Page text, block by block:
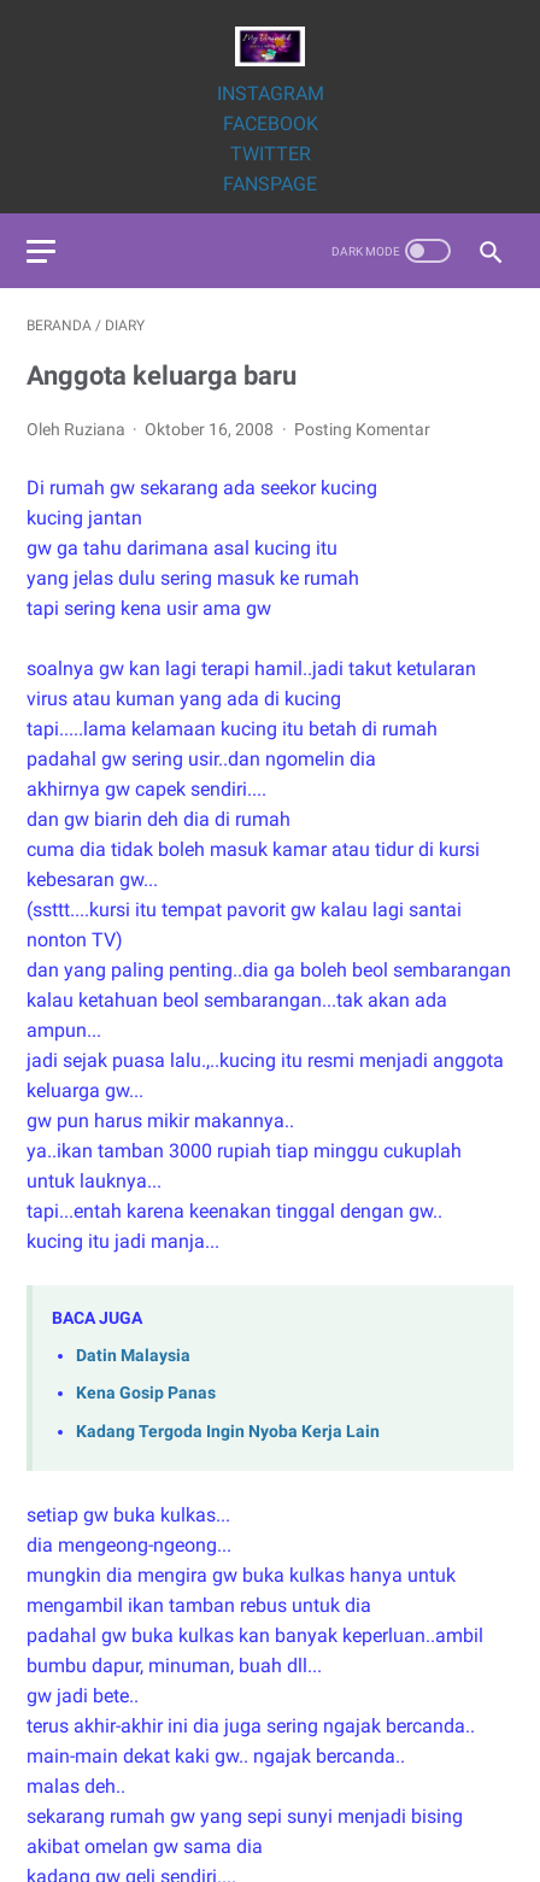
INSTAGRAM
FACEBOOK
TWITTER
FANSPAGE
BERANDA / DIARY
Anggota keluarga baru
Oleh Ruziana Oktober 16, 2008 Posting Komentar
Di rumah gw sekarang ada seekor kucing
kucing jantan
gw ga tahu darimana asal kucing itu
yang jelas dulu sering masuk ke rumah
tapi sering kena usir ama gw
soalnya gw kan lagi terapi hamil..jadi takut ketularan
virus atau kuman yang ada di kucing
tapi.....lama kelamaan kucing itu betah di rumah
padahal gw sering usir..dan ngomelin dia
akhirnya gw capek sendiri....
dan gw biarin deh dia di rumah
cuma dia tidak boleh masuk kamar atau tidur di kursi
kebesaran gw...
(ssttt....kursi itu tempat pavorit gw kalau lagi santai
nonton TV)
dan yang paling penting..dia ga boleh beol sembarangan
kalau ketahuan beol sembarangan...tak akan ada
ampun...
jadi sejak puasa lalu.,..kucing itu resmi menjadi anggota
keluarga gw...
gw pun harus mikir makannya..
ya..ikan tamban 3000 rupiah tiap minggu cukuplah
untuk lauknya...
tapi...entah karena keenakan tinggal dengan gw..
kucing itu jadi manja...
BACA JUGA
Datin Malaysia
Kena Gosip Panas
Kadang Tergoda Ingin Nyoba Kerja Lain
setiap gw buka kulkas...
dia mengeong-ngeong...
mungkin dia mengira gw buka kulkas hanya untuk
mengambil ikan tamban rebus untuk dia
padahal gw buka kulkas kan banyak keperluan..ambil
bumbu dapur, minuman, buah dll...
gw jadi bete..
terus akhir-akhir ini dia juga sering ngajak bercanda..
main-main dekat kaki gw.. ngajak bercanda..
malas deh..
sekarang rumah gw yang sepi sunyi menjadi bising
akibat omelan gw sama dia
kadang gw geli sendiri....